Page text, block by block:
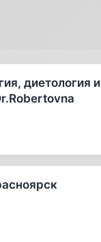
диетология и